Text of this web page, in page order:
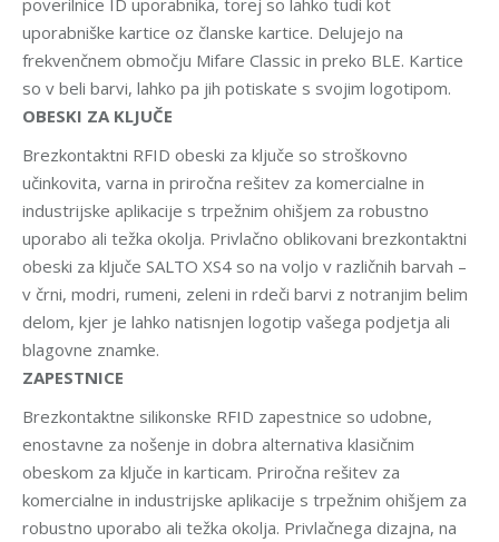
uporabniške kartice oz članske kartice. Delujejo na
frekvenčnem območju Mifare Classic in preko BLE. Kartice
so v beli barvi, lahko pa jih potiskate s svojim logotipom.
OBESKI ZA KLJUČE
Brezkontaktni RFID obeski za ključe so stroškovno
učinkovita, varna in priročna rešitev za komercialne in
industrijske aplikacije s trpežnim ohišjem za robustno
uporabo ali težka okolja. Privlačno oblikovani brezkontaktni
obeski za ključe SALTO XS4 so na voljo v različnih barvah –
v črni, modri, rumeni, zeleni in rdeči barvi z notranjim belim
delom, kjer je lahko natisnjen logotip vašega podjetja ali
blagovne znamke.
ZAPESTNICE
Brezkontaktne silikonske RFID zapestnice so udobne,
enostavne za nošenje in dobra alternativa klasičnim
obeskom za ključe in karticam. Priročna rešitev za
komercialne in industrijske aplikacije s trpežnim ohišjem za
robustno uporabo ali težka okolja. Privlačnega dizajna, na